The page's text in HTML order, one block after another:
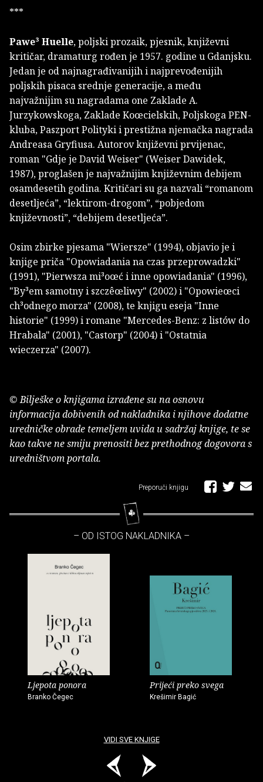
***
Pawe³ Huelle, poljski prozaik, pjesnik, književni
kritičar, dramaturg rođen je 1957. godine u Gdanjsku.
Jedan je od najnagrađivanijih i najprevođenijih
poljskih pisaca srednje generacije, a među
najvažnijim su nagradama one Zaklade A.
Jurzykowskoga, Zaklade Koœcielskih, Poljskoga PEN-
kluba, Paszport Polityki i prestižna njemačka nagrada
Andreasa Gryfiusa. Autorov književni prvijenac,
roman "Gdje je David Weiser" (Weiser Dawidek,
1987), proglašen je najvažnijim književnim debijem
osamdesetih godina. Kritičari su ga nazvali “romanom
desetljeća”, “lektirom-drogom”, “pobjedom
književnosti”, “debijem desetljeća”.
Osim zbirke pjesama "Wiersze" (1994), objavio je i
knjige priča "Opowiadania na czas przeprowadzki"
(1991), "Pierwsza mi³oœć i inne opowiadania" (1996),
"By³em samotny i szczêœliwy" (2002) i "Opowieœci
ch³odnego morza" (2008), te knjigu eseja "Inne
historie" (1999) i romane "Mercedes-Benz: z listów do
Hrabala" (2001), "Castorp" (2004) i "Ostatnia
wieczerza" (2007).
© Bilješke o knjigama izrađene su na osnovu
informacija dobivenih od nakladnika i njihove dodatne
uredničke obrade temeljem uvida u sadržaj knjige, te se
kao takve ne smiju prenositi bez prethodnog dogovora s
uredništvom portala.
Preporuči knjigu
– OD ISTOG NAKLADNIKA –
Ljepota ponora
Branko Čegec
Prijeći preko svega
Krešimir Bagić
VIDI SVE KNJIGE